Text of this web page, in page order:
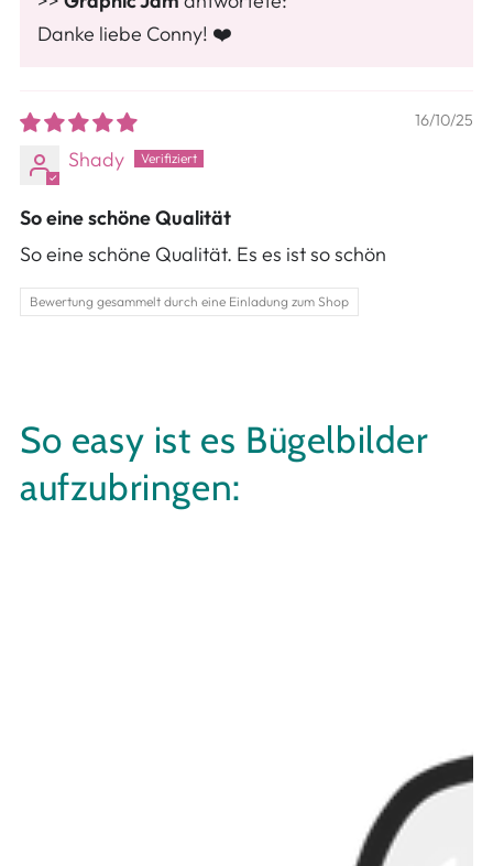
Danke liebe Conny! ❤️
16/10/25
Shady
So eine schöne Qualität
So eine schöne Qualität. Es es ist so schön
Bewertung gesammelt durch eine Einladung zum Shop
So easy ist es Bügelbilder
aufzubringen: